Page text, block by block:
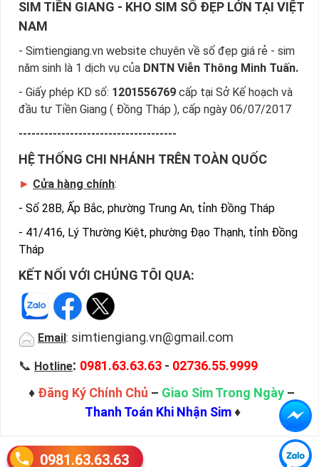
SIM TIỀN GIANG - KHO SIM SỐ ĐẸP LỚN TẠI VIỆT
NAM
- Simtiengiang.vn website chuyên về số đẹp giá rẻ - sim
năm sinh là 1 dịch vụ của DNTN Viễn Thông Minh Tuấn.
- Giấy phép KD số: 1201556769 cấp tại Sở Kế hoạch và
đầu tư Tiền Giang ( Đồng Tháp ), cấp ngày 06/07/2017
-------------------------------------
HỆ THỐNG CHI NHÁNH TRÊN TOÀN QUỐC
► Cửa hàng chính:
- Số 28B, Ấp Bắc, phường Trung An, tỉnh Đồng Tháp
- 41/416, Lý Thường Kiệt, phường Đạo Thạnh, tỉnh Đồng
Tháp
KẾT NỐI VỚI CHÚNG TÔI QUA:
Email : simtiengiang.vn@gmail.com
📞 Hotline: 0981.63.63.63 - 02736.55.9999
♦ Đăng Ký Chính Chủ – Giao Sim Trong Ngày –
Thanh Toán Khi Nhận Sim♦
0981.63.63.63